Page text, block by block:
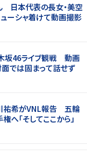
日本代表の長女・美空
ーシャ着けて動画撮影
坂46ライブ観戦 動画
では固まって話せず
祐希がVNL報告 五輪
へ「そしてここから」